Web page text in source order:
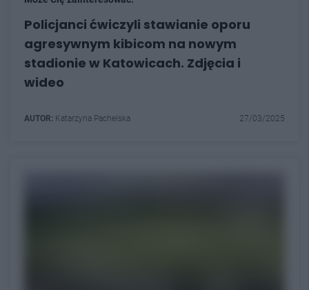
Policjanci ćwiczyli stawianie oporu
agresywnym kibicom na nowym
stadionie w Katowicach. Zdjęcia i
wideo
AUTOR: Katarzyna Pachelska 27/03/2025